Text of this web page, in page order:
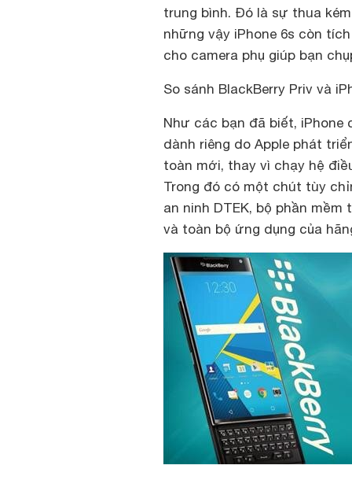
trung bình. Đó là sự thua
những vậy iPhone 6s còn
cho camera phụ giúp bạn
So sánh BlackBerry Priv và
Như các bạn đã biết, iPhone
dành riêng do Apple phát
toàn mới, thay vì chạy hệ
Trong đó có một chút tùy
an ninh DTEK, bộ phần
và toàn bộ ứng dụng của